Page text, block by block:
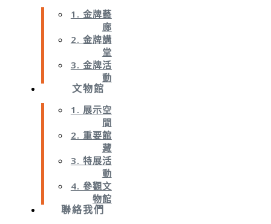
1. 金牌藝
廊
2. 金牌講
堂
3. 金牌活
動
文物館
1. 展示空
間
2. 重要館
藏
3. 特展活
動
4. 參觀文
物館
聯絡我們